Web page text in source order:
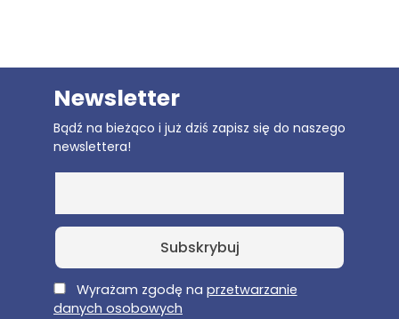
Newsletter
Bądź na bieżąco i już dziś zapisz się do naszego
newslettera!
E-MailWyrażam zgodę na przetwarzanie
danych osobowych